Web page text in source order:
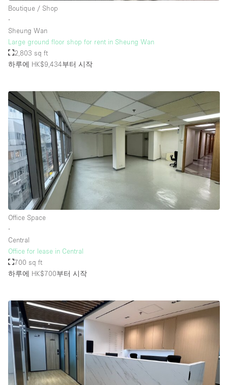
Boutique / Shop
∙
Sheung Wan
Large ground floor shop for rent in Sheung Wan
2,803 sq ft
하루에 HK$9,434부터 시작
Office Space
∙
Central
Office for lease in Central
700 sq ft
하루에 HK$700부터 시작